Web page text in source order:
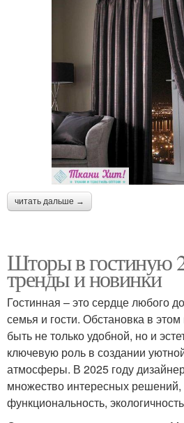
читать дальше →
Шторы в гостиную
тренды и новинки
Гостинная – это сердце любого
семья и гости. Обстановка в
быть не только удобной, но и
ключевую роль в создании
атмосферы. В 2025 году
множество интересных решений,
функциональность,